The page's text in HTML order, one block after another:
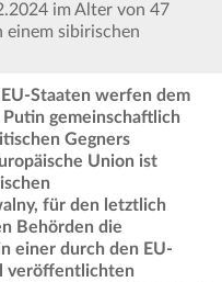
im Alter von 47
einem sibirischen
Staaten werfen dem
gemeinschaftlich
Gegners
Union ist
für den letztlich
Behörden die
einer durch den EU-
veröffentlichten